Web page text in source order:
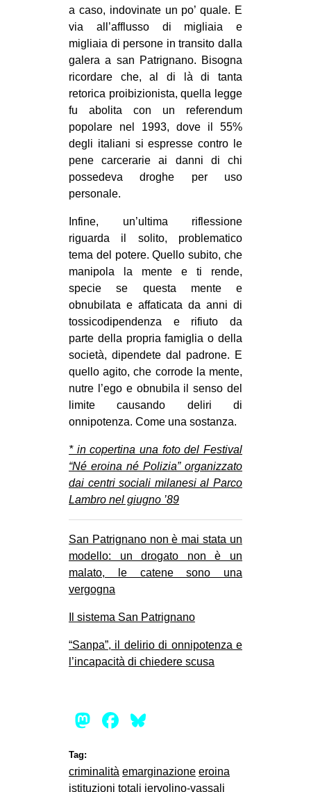
a caso, indovinate un po’ quale. E
via all’afflusso di migliaia e
migliaia di persone in transito dalla
galera a san Patrignano. Bisogna
ricordare che, al di là di tanta
retorica proibizionista, quella legge
fu abolita con un referendum
popolare nel 1993, dove il 55%
degli italiani si espresse contro le
pene carcerarie ai danni di chi
possedeva droghe per uso
personale.
Infine, un’ultima riflessione
riguarda il solito, problematico
tema del potere. Quello subito, che
manipola la mente e ti rende,
specie se questa mente e
obnubilata e affaticata da anni di
tossicodipendenza e rifiuto da
parte della propria famiglia o della
società, dipendete dal padrone. E
quello agito, che corrode la mente,
nutre l’ego e obnubila il senso del
limite causando deliri di
onnipotenza. Come una sostanza.
* in copertina una foto del Festival
“Né eroina né Polizia” organizzato
dai centri sociali milanesi al Parco
Lambro nel giugno ’89
San Patrignano non è mai stata un
modello: un drogato non è un
malato, le catene sono una
vergogna
Il sistema San Patrignano
“Sanpa”, il delirio di onnipotenza e
l’incapacità di chiedere scusa
Mastodon
Facebook
Tag:
criminalità emarginazione eroina
istituzioni totali jervolino-vassali